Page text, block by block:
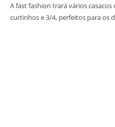
A fast fashion trará vários
curtinhos e 3/4, perfeitos para os